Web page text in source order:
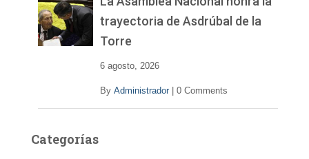
trayectoria de Asdrúbal de la
Torre
6 agosto, 2026
By Administrador 0 Comments
Categorías